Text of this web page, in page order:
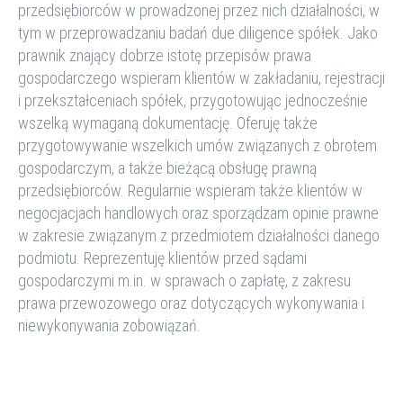
przedsiębiorców w prowadzonej przez nich działalności, w
tym w przeprowadzaniu badań due diligence spółek. Jako
prawnik znający dobrze istotę przepisów prawa
gospodarczego wspieram klientów w zakładaniu, rejestracji
i przekształceniach spółek, przygotowując jednocześnie
wszelką wymaganą dokumentację . Oferuję także
przygotowywanie wszelkich umów związanych z obrotem
gospodarczym, a także bieżącą obsługę prawną
przedsiębiorców . Regularnie wspieram także klientów w
negocjacjach handlowych oraz sporządzam opinie prawne
w zakresie związanym z przedmiotem działalności danego
podmiotu. Reprezentuję klientów przed sądami
gospodarczymi m.in. w sprawach o zapłatę, z zakresu
prawa przewozowego oraz dotyczących wykonywania i
niewykonywania zobowiązań